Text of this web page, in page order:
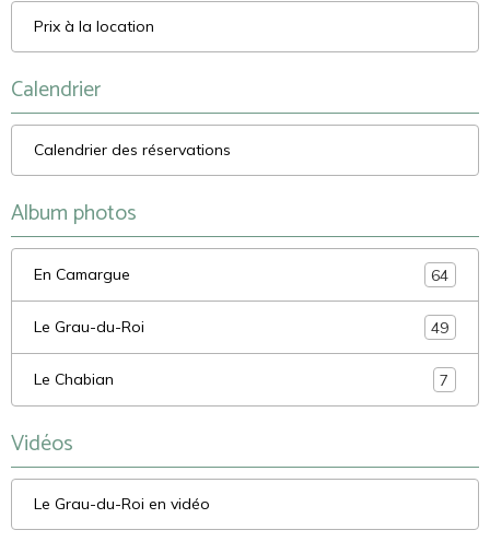
Prix à la location
Calendrier
Calendrier des réservations
Album photos
En Camargue 64
Le Grau-du-Roi 49
Le Chabian 7
Vidéos
Le Grau-du-Roi en vidéo